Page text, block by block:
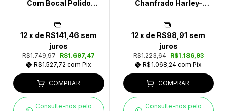
Com Bocal Polido
R$1.749,97 R$1.697,47
R$1.527,72com Pix
12 x de R$141,46 sem
juros
COMPRAR
Consulte-nos pelo
Chanfrado Harley-
R$1.223,64
R$1.186,93
R$1.068,24com Pix
12 x de R$98,91 sem
juros
COMPRAR
Consulte-nos pelo